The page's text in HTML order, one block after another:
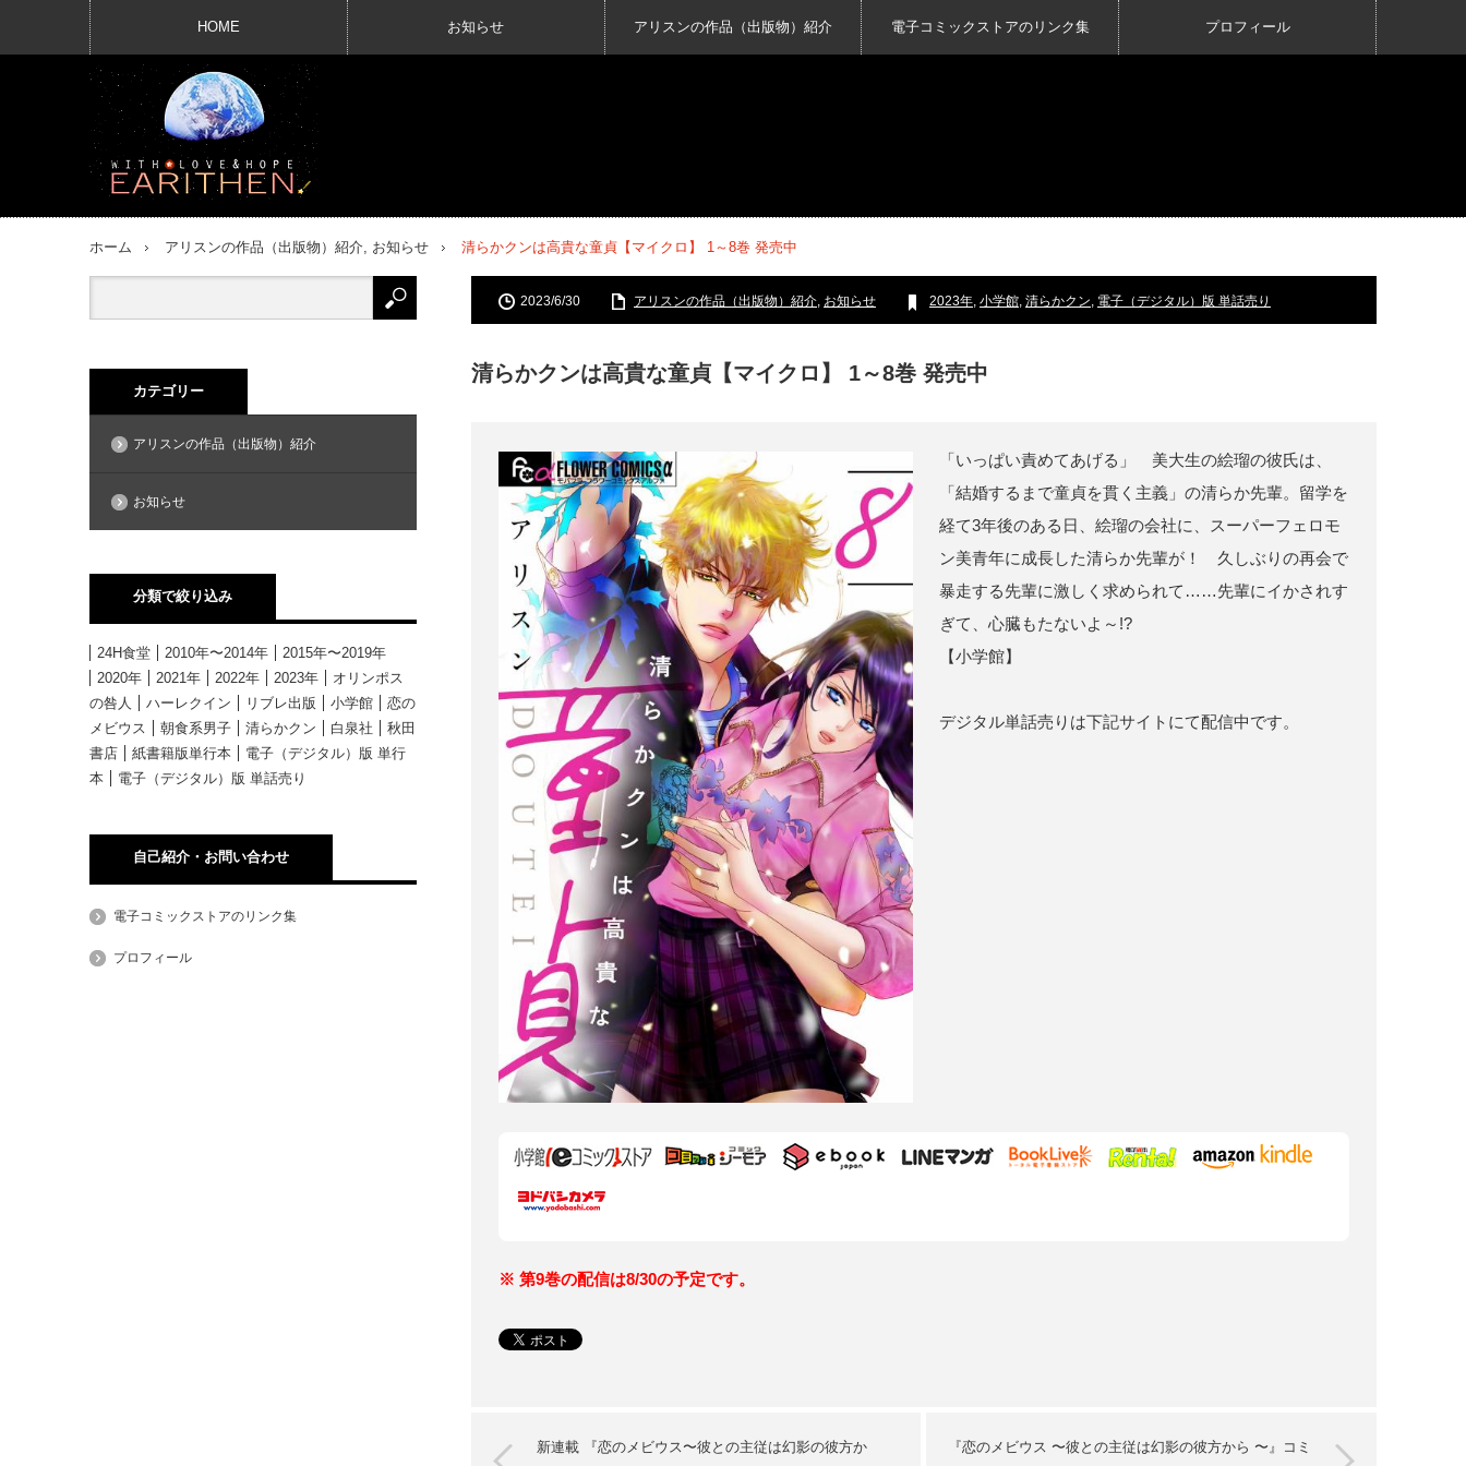
HOME お知らせ アリスンの作品（出版物）紹介 電子コミックストアのリンク集 プロフィール
ホーム アリスンの作品（出版物）紹介, お知らせ 清らかクンは高貴な童貞【マイクロ】 1～8巻 発売中
2023/6/30 アリスンの作品（出版物）紹介, お知らせ 2023年, 小学館, 清らかクン, 電子（デジタル）版 単話売り
清らかクンは高貴な童貞【マイクロ】 1～8巻 発売中
「いっぱい責めてあげる」 美大生の絵瑠の彼氏は、
「結婚するまで童貞を貫く主義」の清らか先輩。留学を
経て3年後のある日、絵瑠の会社に、スーパーフェロモ
ン美青年に成長した清らか先輩が！ 久しぶりの再会で
暴走する先輩に激しく求められて……先輩にイかされす
ぎて、心臓もたないよ～!?
【小学館】
デジタル単話売りは下記サイトにて配信中です。
※ 第9巻の配信は8/30の予定です。
新連載 『恋のメビウス〜彼との主従は幻影の彼方か
『恋のメビウス 〜彼との主従は幻影の彼方から 〜』コミ
カテゴリー
アリスンの作品（出版物）紹介
お知らせ
分類で絞り込み
24H食堂 2010年〜2014年
2015年〜2019年
2020年
2021年 2022年 2023年
オリンポス
の咎人
ハーレクイン リブレ出版 小学館
恋の
メビウス
朝食系男子 清らかクン 白泉社
秋田
書店
紙書籍版単行本
電子（デジタル）版 単行
本
電子（デジタル）版 単話売り
自己紹介・お問い合わせ
電子コミックストアのリンク集
プロフィール